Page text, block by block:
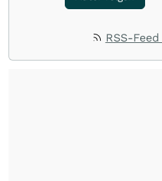
RSS-